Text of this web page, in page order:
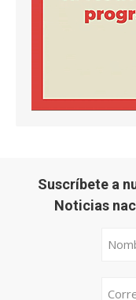
Suscríbete a
Noticias